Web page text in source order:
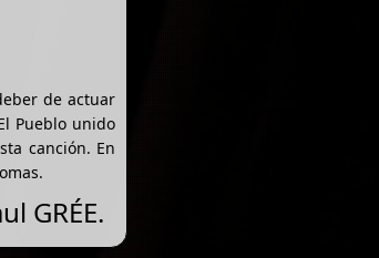
de actuar
Pueblo unido
canción. En
GRÉE.